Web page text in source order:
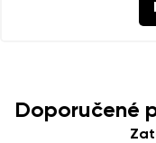
Doporučené